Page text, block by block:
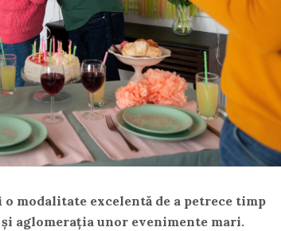
o modalitate excelentă de a petrece timp
aglomerația unor evenimente mari.